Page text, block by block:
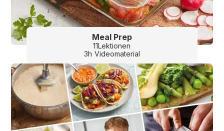
Meal Prep
11Lektionen
3h Videomaterial